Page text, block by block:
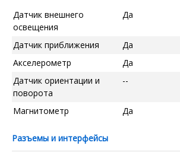
Датчик внешнего
освещения
Да
Датчик приближения Да
Акселерометр
Да
Датчик ориентации и
поворота
--
Магнитометр Да
Разъемы и интерфейсы